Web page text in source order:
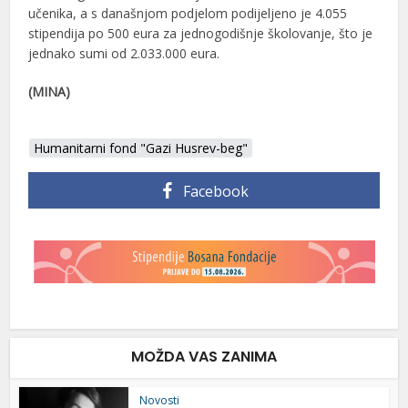
učenika, a s današnjom podjelom podijeljeno je 4.055
stipendija po 500 eura za jednogodišnje školovanje, što je
jednako sumi od 2.033.000 eura.
(MINA)
Humanitarni fond "Gazi Husrev-beg"
Facebook
MOŽDA VAS ZANIMA
Novosti